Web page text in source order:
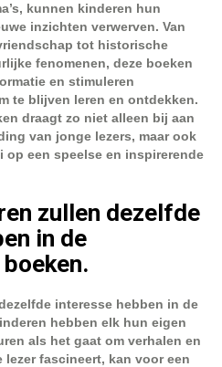
kunnen kinderen hun
inzichten verwerven. Van
tot historische
fenomenen, deze boeken
en stimuleren
te blijven leren en ontdekken.
draagt zo niet alleen bij aan
van jonge lezers, maar ook
op een speelse en inspirerende
zullen dezelfde
in de
interesse hebben in de
hebben elk hun eigen
als het gaat om verhalen en
lezer fascineert, kan voor een